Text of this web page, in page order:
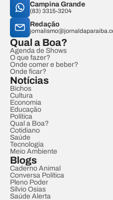
Campina Grande
(83) 3315-3204
Redação
Qual a Boa?
Agenda de Shows
O que fazer?
Onde comer e beber?
Onde ficar?
Notícias
Bichos
Cultura
Economia
Educação
Política
Qual a Boa?
Cotidiano
Saúde
Tecnologia
Meio Ambiente
Blogs
Caderno Animal
Conversa Política
Pleno Poder
Sílvio Osias
Saúde Alerta